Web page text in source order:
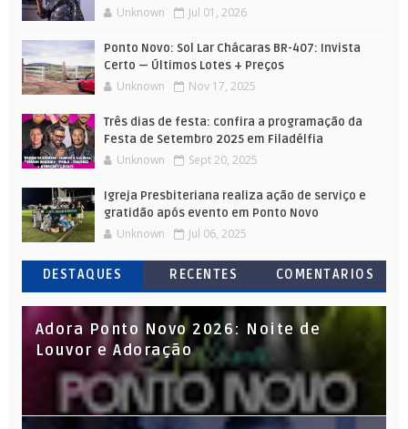
Unknown Jul 01, 2026
Ponto Novo: Sol Lar Chácaras BR-407: Invista
Certo — Últimos Lotes + Preços
Unknown Nov 17, 2025
Três dias de festa: confira a programação da
Festa de Setembro 2025 em Filadélfia
Unknown Sept 20, 2025
Igreja Presbiteriana realiza ação de serviço e
gratidão após evento em Ponto Novo
Unknown Jul 06, 2025
DESTAQUES RECENTES COMENTARIOS
Adora Ponto Novo 2026: Noite de
Louvor e Adoração